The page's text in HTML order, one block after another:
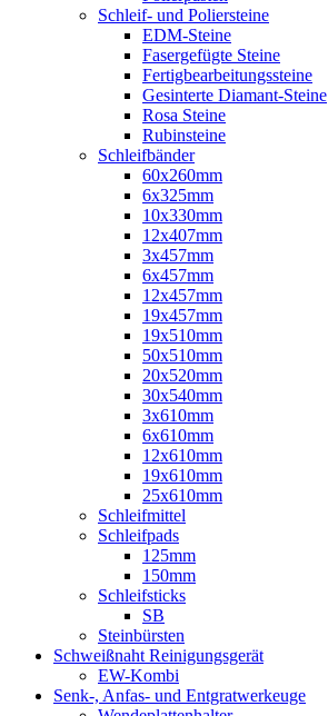
Schleif- und Poliersteine
EDM-Steine
Fasergefügte Steine
Fertigbearbeitungssteine
Gesinterte Diamant-Steine
Rosa Steine
Rubinsteine
Schleifbänder
60x260mm
6x325mm
10x330mm
12x407mm
3x457mm
6x457mm
12x457mm
19x457mm
19x510mm
50x510mm
20x520mm
30x540mm
3x610mm
6x610mm
12x610mm
19x610mm
25x610mm
Schleifmittel
Schleifpads
125mm
150mm
Schleifsticks
SB
Steinbürsten
Schweißnaht Reinigungsgerät
EW-Kombi
Senk-, Anfas- und Entgratwerkeuge